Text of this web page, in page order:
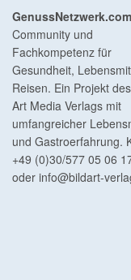
GenussNetzwerk.com
Community und
Fachkompetenz für
Gesundheit,
Reisen. Ein Projekt
Art Media Verlags mit
umfangreicher
und Gastroerfahrung.
+49 (0)30/577 05 06
oder info@bildart-